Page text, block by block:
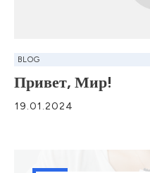
BLOG
Привет, Мир!
19.01.2024